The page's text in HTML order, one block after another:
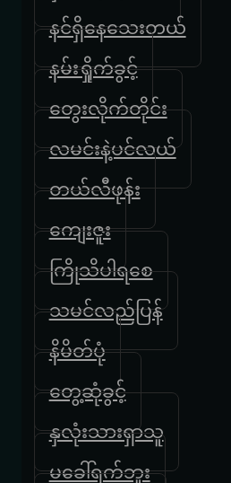
နင်ရှိနေသေးတယ်
နမ်းရှိုက်ခွင့်
တွေးလိုက်တိုင်း
လမင်းနဲ့ပင်လယ်
တယ်လီဖုန်း
ကျေးဇူး
ကြိုသိပါရ‌စေ
သမင်လည်ပြန်
နိမိတ်ပုံ
တွေ့ဆုံခွင့်
နှလုံးသားရှာသူ
မခေါ်ရက်ဘူး